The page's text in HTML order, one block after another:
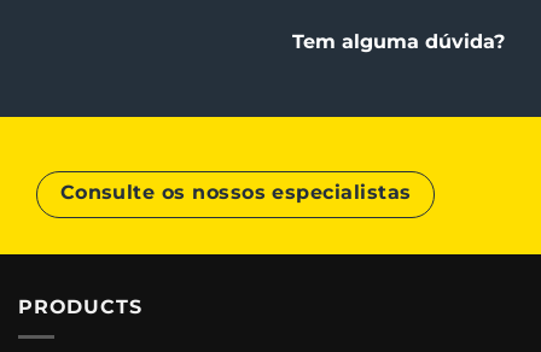
Tem alguma dúvida?
Consulte os nossos especialistas
PRODUCTS